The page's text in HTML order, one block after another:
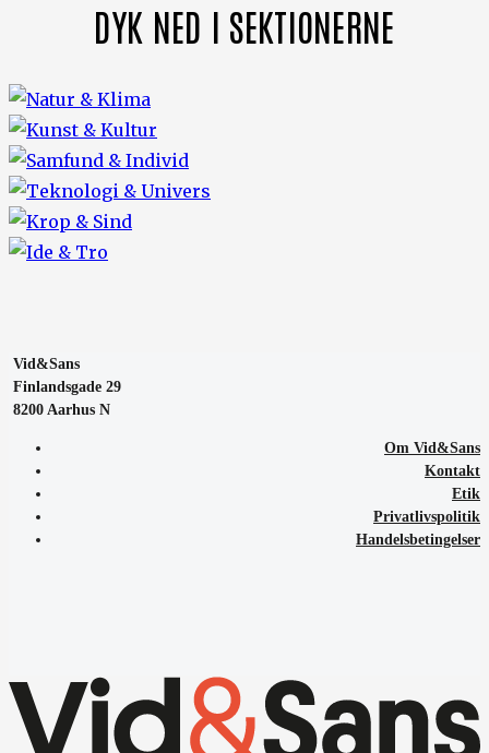
DYK NED I SEKTIONERNE
Vid&Sans
Finlandsgade 29
8200 Aarhus N
Om Vid&Sans
Kontakt
Etik
Privatlivspolitik
Handelsbetingelser